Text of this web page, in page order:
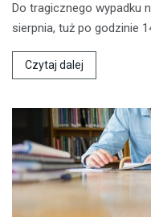
Do tragicznego wypadku
sierpnia, tuż po godzinie
Czytaj dalej